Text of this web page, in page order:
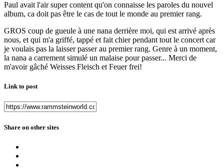
Paul avait l'air super content qu'on connaisse les paroles du nouvel
album, ca doit pas être le cas de tout le monde au premier rang.
GROS coup de gueule à une nana derrière moi, qui est arrivé après
nous, et qui m'a griffé, tappé et fait chier pendant tout le concert car
je voulais pas la laisser passer au premier rang. Genre à un moment,
la nana a carrement simulé un malaise pour passer... Merci de
m'avoir gâché Weisses Fleisch et Feuer frei!
Link to post
Share on other sites